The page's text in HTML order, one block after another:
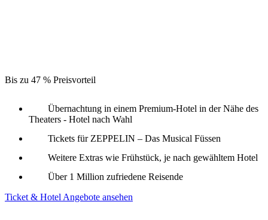
Bis zu 47 % Preisvorteil
Übernachtung in einem Premium-Hotel in der Nähe des
Theaters - Hotel nach Wahl
Tickets für ZEPPELIN – Das Musical Füssen
Weitere Extras wie Frühstück, je nach gewähltem Hotel
Über 1 Million zufriedene Reisende
Ticket & Hotel Angebote ansehen